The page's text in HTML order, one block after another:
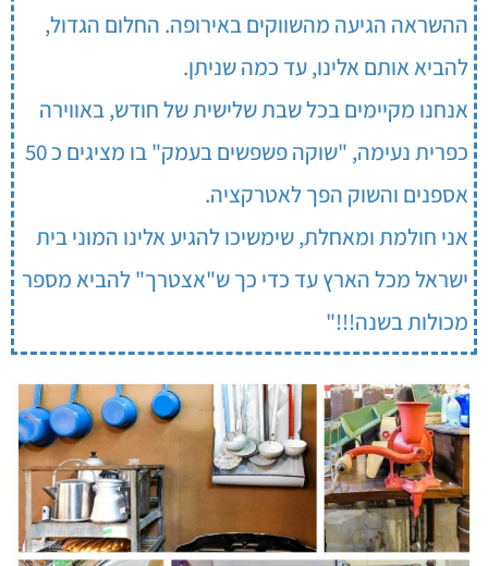
ההשראה הגיעה מהשווקים באירופה. החלום הגדול,
להביא אותם אלינו, עד כמה שניתן.
אנחנו מקיימים בכל שבת שלישית של חודש, באווירה
כפרית נעימה, "שוקה פשפשים בעמק" בו מציגים כ 50
אספנים והשוק הפך לאטרקציה.
אני חולמת ומאחלת, שימשיכו להגיע אלינו המוני בית
ישראל מכל הארץ עד כדי כך ש"אצטרך" להביא מספר
מכולות בשנה!!!"